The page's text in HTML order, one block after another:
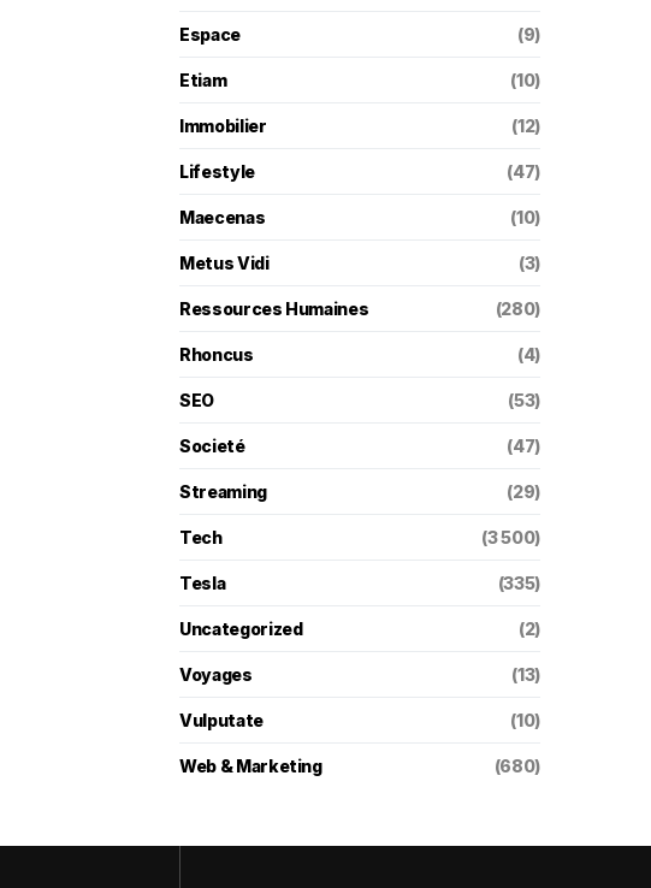
Espace (9)
Etiam (10)
Immobilier (12)
Lifestyle (47)
Maecenas (10)
Metus Vidi (3)
Ressources Humaines (280)
Rhoncus (4)
SEO (53)
Societé (47)
Streaming (29)
Tech (3 500)
Tesla (335)
Uncategorized (2)
Voyages (13)
Vulputate (10)
Web & Marketing (680)